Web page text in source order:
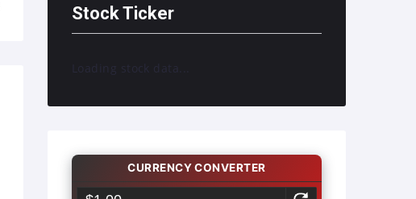
Stock Ticker
Loading stock data...